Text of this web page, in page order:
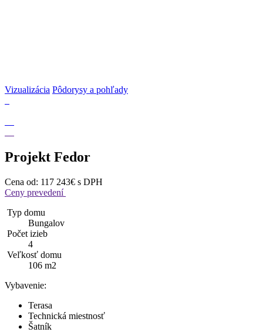
Vizualizácia Pôdorysy a pohľady
Projekt Fedor
Cena od: 117 243€ s DPH
Ceny prevedení
Typ domu
Bungalov
Počet izieb
4
Veľkosť domu
106 m2
Vybavenie:
Terasa
Technická miestnosť
Šatník